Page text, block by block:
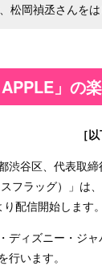
松岡禎丞さんを
」の
［
渋谷区、代表取
フラッグ）」は
配信開始します。
ディズニー・ジ
います。